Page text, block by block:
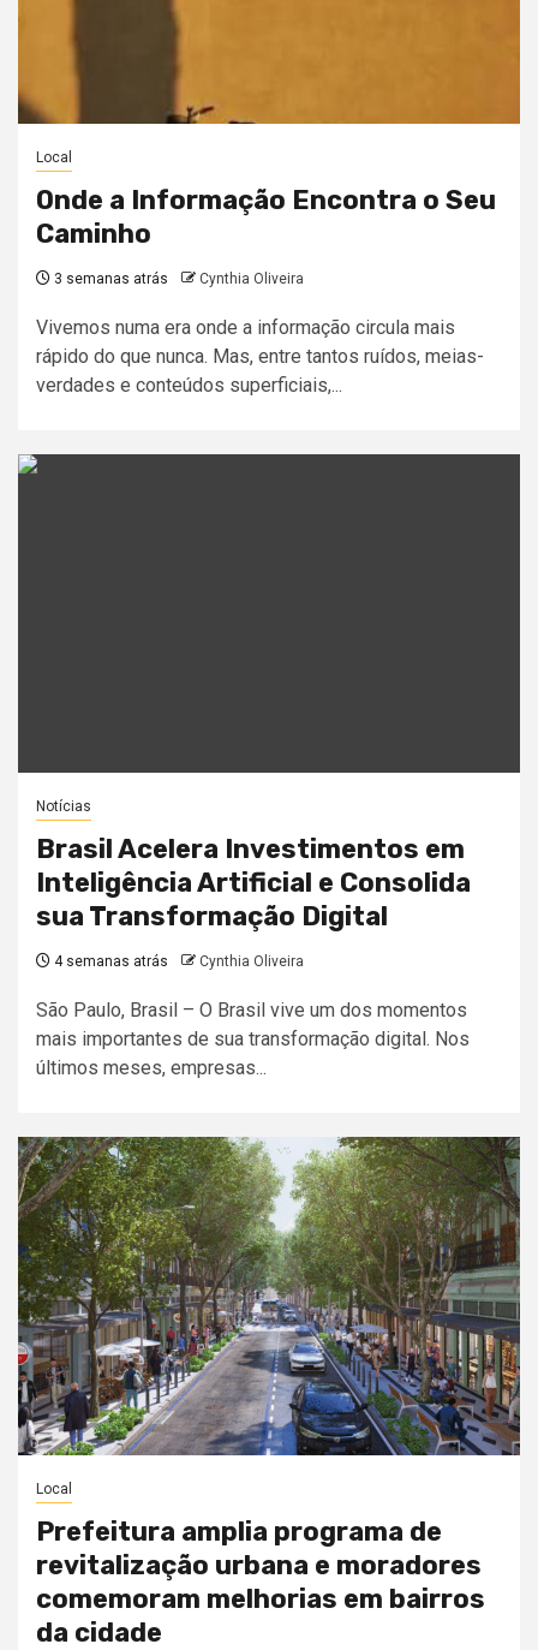
Local
Onde a Informação Encontra o Seu
Caminho
3 semanas atrás Cynthia Oliveira
Vivemos numa era onde a informação circula mais
rápido do que nunca. Mas, entre tantos ruídos, meias-
verdades e conteúdos superficiais,...
Notícias
Brasil Acelera Investimentos em
Inteligência Artificial e Consolida
sua Transformação Digital
4 semanas atrás Cynthia Oliveira
São Paulo, Brasil – O Brasil vive um dos momentos
mais importantes de sua transformação digital. Nos
últimos meses, empresas...
Local
Prefeitura amplia programa de
revitalização urbana e moradores
comemoram melhorias em bairros
da cidade